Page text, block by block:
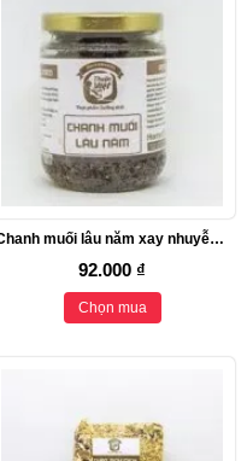
Chanh muối lâu năm xay nhuyễn 200g
92.000 ₫
Chọn mua